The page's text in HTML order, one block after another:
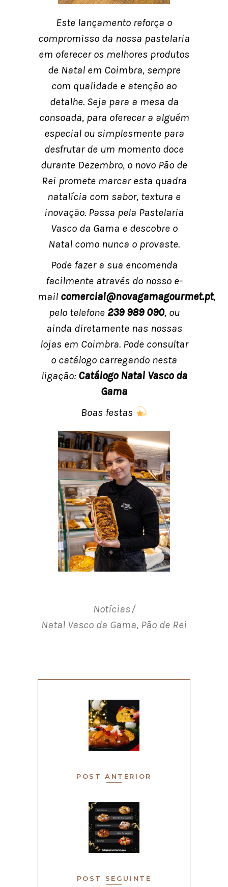
Este lançamento reforça o
compromisso da nossa pastelaria
em oferecer os melhores produtos
de Natal em Coimbra, sempre
com qualidade e atenção ao
detalhe. Seja para a mesa da
consoada, para oferecer a alguém
especial ou simplesmente para
desfrutar de um momento doce
durante Dezembro, o novo Pão de
Rei promete marcar esta quadra
natalícia com sabor, textura e
inovação. Passa pela Pastelaria
Vasco da Gama e descobre o
Natal como nunca o provaste.
Pode fazer a sua encomenda
facilmente através do nosso e-
mail comercial@novagamagourmet.pt,
pelo telefone 239 989 090, ou
ainda diretamente nas nossas
lojas em Coimbra. Pode consultar
o catálogo carregando nesta
ligação: Catálogo Natal Vasco da
Gama
Boas festas
Notícias
Natal Vasco da Gama, Pão de Rei
POST ANTERIOR
POST SEGUINTE